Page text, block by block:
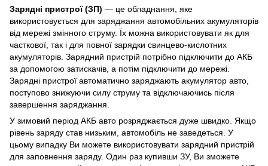
Зарядні пристрої (ЗП) — це обладнання, яке
використовується для заряджання автомобільних акумуляторів
від мережі змінного струму. Їх можна використовувати як для
часткової, так і для повної зарядки свинцево-кислотних
акумуляторів. Зарядний пристрій потрібно підключити до АКБ
за допомогою затискачів, а потім підключити до мережі.
Зарядні пристрої автоматично заряджають акумулятор авто,
поступово знижуючи силу струму та відключаючись після
завершення заряджання.
У зимовий період АКБ авто розряджається дуже швидко. Якщо
рівень заряду став низьким, автомобіль не заведеться. У
цьому випадку Ви можете використовувати зарядний пристрій
для заповнення заряду. Один раз купивши ЗУ, Ви зможете